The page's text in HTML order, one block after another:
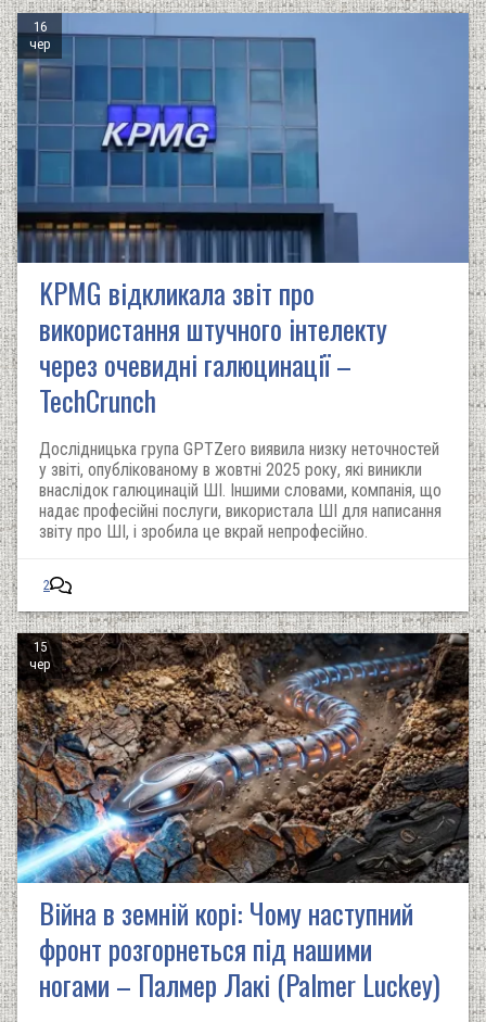
16
чер
KPMG відкликала звіт про
використання штучного інтелекту
через очевидні галюцинації –
TechCrunch
Дослідницька група GPTZero виявила низку неточностей
у звіті, опублікованому в жовтні 2025 року, які виникли
внаслідок галюцинацій ШІ. Іншими словами, компанія, що
надає професійні послуги, використала ШІ для написання
звіту про ШІ, і зробила це вкрай непрофесійно.
2
15
чер
Війна в земній корі: Чому наступний
фронт розгорнеться під нашими
ногами – Палмер Лакі (Palmer Luckey)